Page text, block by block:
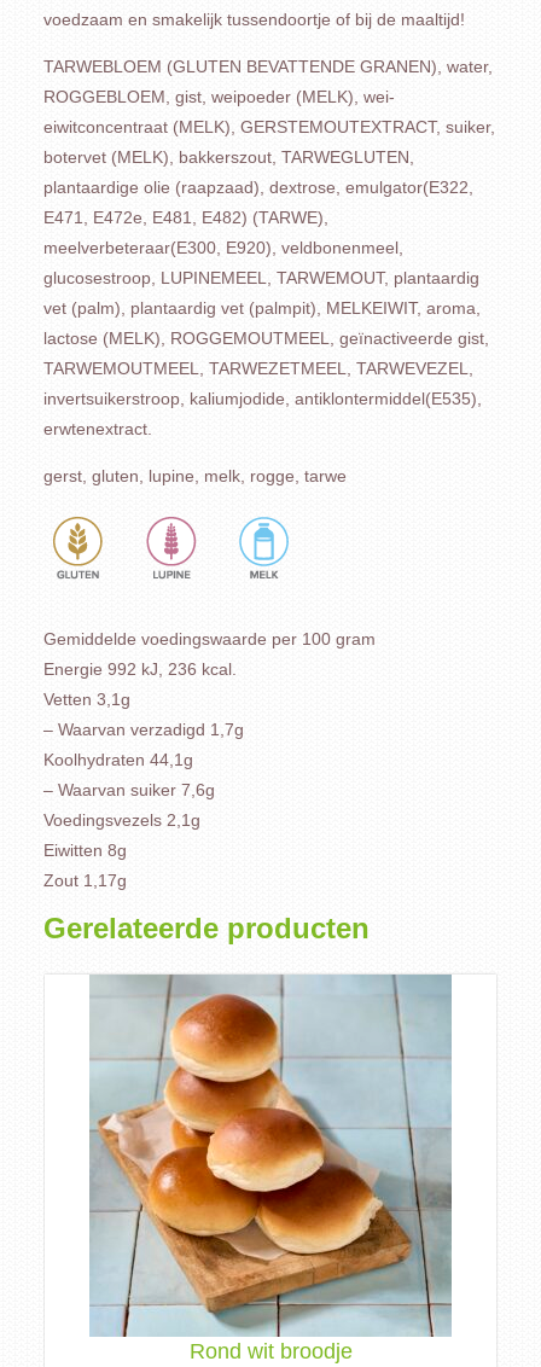
voedzaam en smakelijk tussendoortje of bij de maaltijd!
TARWEBLOEM (GLUTEN BEVATTENDE GRANEN), water,
ROGGEBLOEM, gist, weipoeder (MELK), wei-
eiwitconcentraat (MELK), GERSTEMOUTEXTRACT, suiker,
botervet (MELK), bakkerszout, TARWEGLUTEN,
plantaardige olie (raapzaad), dextrose, emulgator(E322,
E471, E472e, E481, E482) (TARWE),
meelverbeteraar(E300, E920), veldbonenmeel,
glucosestroop, LUPINEMEEL, TARWEMOUT, plantaardig
vet (palm), plantaardig vet (palmpit), MELKEIWIT, aroma,
lactose (MELK), ROGGEMOUTMEEL, geïnactiveerde gist,
TARWEMOUTMEEL, TARWEZETMEEL, TARWEVEZEL,
invertsuikerstroop, kaliumjodide, antiklontermiddel(E535),
erwtenextract.
gerst, gluten, lupine, melk, rogge, tarwe
Gemiddelde voedingswaarde per 100 gram
Energie 992 kJ, 236 kcal.
Vetten 3,1g
– Waarvan verzadigd 1,7g
Koolhydraten 44,1g
– Waarvan suiker 7,6g
Voedingsvezels 2,1g
Eiwitten 8g
Zout 1,17g
Gerelateerde producten
Rond wit broodje